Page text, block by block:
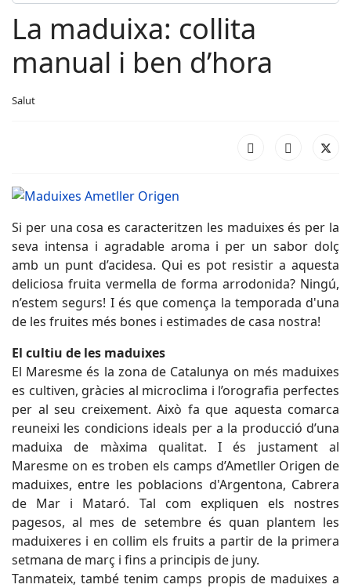
La maduixa: collita
manual i ben d’hora
Salut
Si per una cosa es caracteritzen les maduixes és per la
seva intensa i agradable aroma i per un sabor dolç
amb un punt d’acidesa. Qui es pot resistir a aquesta
deliciosa fruita vermella de forma arrodonida? Ningú,
n’estem segurs! I és que comença la temporada d'una
de les fruites més bones i estimades de casa nostra!
El cultiu de les maduixes
El Maresme és la zona de Catalunya on més maduixes
es cultiven, gràcies al microclima i l’orografia perfectes
per al seu creixement. Això fa que aquesta comarca
reuneixi les condicions ideals per a la producció d’una
maduixa de màxima qualitat. I és justament al
Maresme on es troben els camps d’Ametller Origen de
maduixes, entre les poblacions d'Argentona, Cabrera
de Mar i Mataró. Tal com expliquen els nostres
pagesos, al mes de setembre és quan plantem les
maduixeres i en collim els fruits a partir de la primera
setmana de març i fins a principis de juny.
Tanmateix, també tenim camps propis de maduixes a